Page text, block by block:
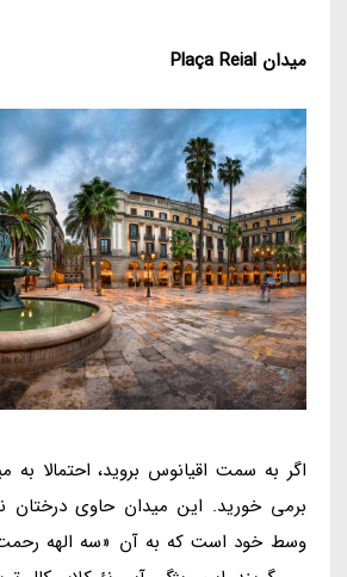
میدانPlaça Reial
برمی خورید. این میدان حاوی